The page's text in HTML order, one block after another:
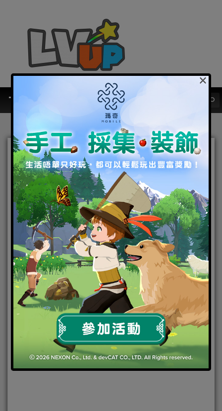
『事前登錄』企硬！少女為
信念而戰 韓風繼續吹《水晶
之心 Crystal Hearts》預約
進行中
2017-07-23 |Android,IOS,事前登錄,手機遊戲,焦點新聞
Crystal Hearts
,水晶之心
×